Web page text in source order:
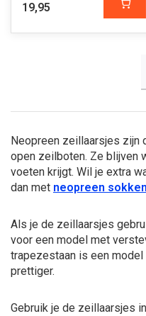
19,95
Neopreen zeillaarsjes zijn
open zeilboten. Ze blijven
voeten krijgt. Wil je extra
dan met neopreen sokken
Als je de zeillaarsjes
voor een model met
trapezestaan is een
prettiger.
Gebruik je de zeillaarsjes